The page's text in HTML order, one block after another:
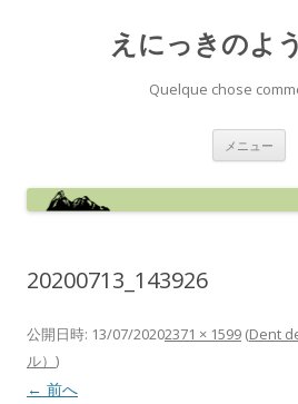
えにっきのよ
Quelque chose
メニュー
20200713_143926
公開日時: 13/07/20202371 × 1599 (Dent
ル） )
← 前へ